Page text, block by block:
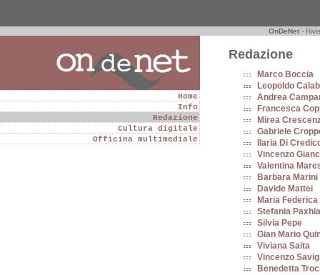
OnDeNet -
Home
Info
Redazione
Cultura digitale
Officina multimediale
Redazione
Marco Boccia
Leopoldo
Andrea
Francesca
Mirea
Gabriele
Ilaria Di
Vincenzo
Valentina
Barbara Marini
Davide Mattei
Maria
Stefania Paxhia
Silvia Pepe
Gian Mario
Viviana Saita
Vincenzo
Benedetta